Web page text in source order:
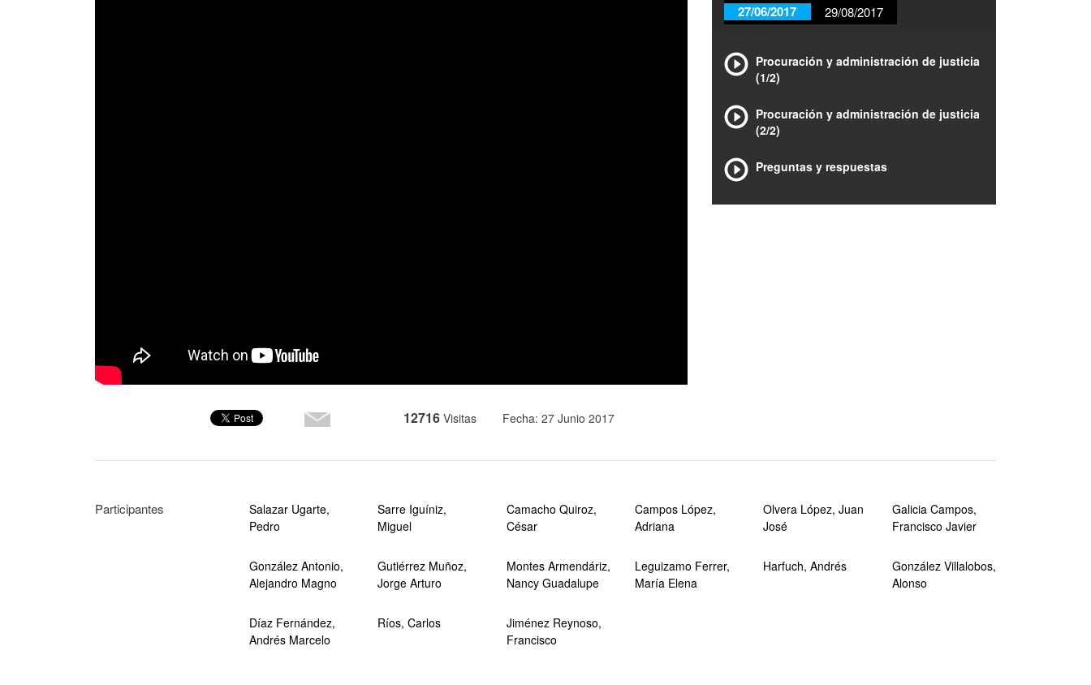
12716 Visitas Fecha: 27 Junio 2017
27/06/2017 29/08/2017
Procuración y administración de justicia
(1/2)
Procuración y administración de justicia
(2/2)
Preguntas y respuestas
Participantes
Salazar Ugarte,
Pedro
Sarre Iguíniz,
Miguel
Camacho Quiroz,
César
Campos López,
Adriana
Olvera López, Juan
José
Galicia Campos,
Francisco Javier
González Antonio,
Alejandro Magno
Gutiérrez Muñoz,
Jorge Arturo
Montes Armendáriz,
Nancy Guadalupe
Leguizamo Ferrer,
María Elena
Harfuch, Andrés
González Villalobos,
Alonso
Díaz Fernández,
Andrés Marcelo
Ríos, Carlos
Jiménez Reynoso,
Francisco